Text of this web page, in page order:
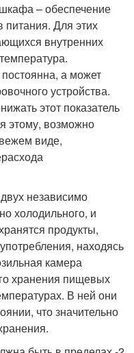
– обеспечение
питания. Для этих
внутренних
а может
устройства.
этот показатель
этому, возможно
виде,
независимо
холодильного, и
продукты,
находясь
камера
хранения пищевых
В ней они
что значительно